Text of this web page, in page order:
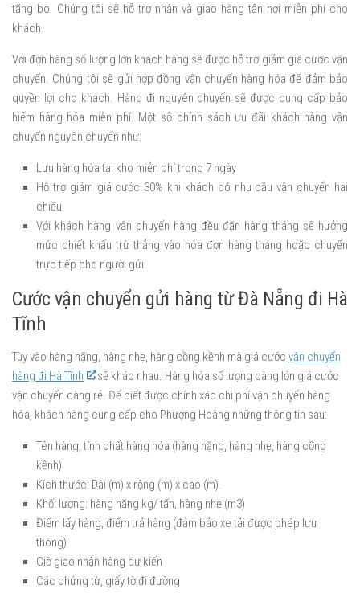
tăng bo. Chúng tôi sẽ hỗ trợ nhận và giao hàng tận nơi miễn phí cho
khách.
Với đơn hàng số lượng lớn khách hàng sẽ được hỗ trợ giảm giá cước vận
chuyển. Chúng tôi sẽ gửi hợp đồng vận chuyển hàng hóa để đảm bảo
quyền lợi cho khách. Hàng đi nguyên chuyến sẽ được cung cấp bảo
hiểm hàng hóa miễn phí. Một số chính sách ưu đãi khách hàng vận
chuyển nguyên chuyến như:
Lưu hàng hóa tại kho miễn phí trong 7 ngày
Hỗ trợ giảm giá cước 30% khi khách có nhu cầu vận chuyển hai
chiều
Với khách hàng vận chuyển hàng đều đặn hàng tháng sẽ hưởng
mức chiết khấu trừ thẳng vào hóa đơn hàng tháng hoặc chuyển
trực tiếp cho người gửi.
Cước vận chuyển gửi hàng từ Đà Nẵng đi Hà
Tĩnh
Tùy vào hàng nặng, hàng nhẹ, hàng cồng kềnh mà giá cước vận chuyển
hàng đi Hà Tĩnh
sẽ khác nhau. Hàng hóa số lượng càng lớn giá cước
vận chuyển càng rẻ. Để biết được chính xác chi phí vận chuyển hàng
hóa, khách hàng cung cấp cho Phượng Hoàng những thông tin sau:
Tên hàng, tính chất hàng hóa (hàng nặng, hàng nhẹ, hàng cồng
kềnh)
Kích thước: Dài (m) x rộng (m) x cao (m).
Khối lượng: hàng nặng kg/ tấn, hàng nhẹ (m3)
Điểm lấy hàng, điểm trả hàng (đảm bảo xe tải được phép lưu
thông)
Giờ giao nhận hàng dự kiến
Các chứng từ, giấy tờ đi đường​